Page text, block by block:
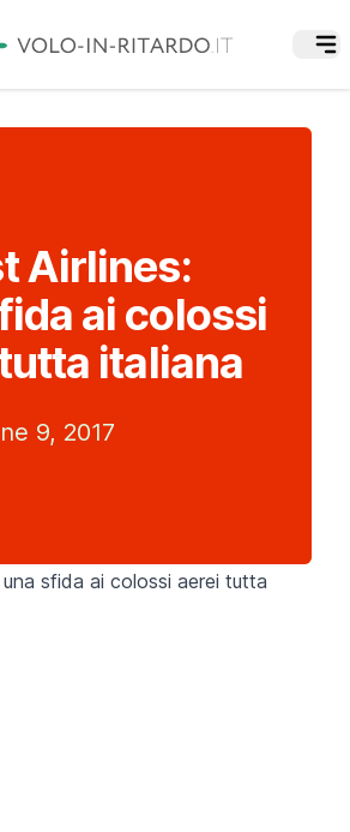
Airlines:
ai colossi
italiana
9, 2017